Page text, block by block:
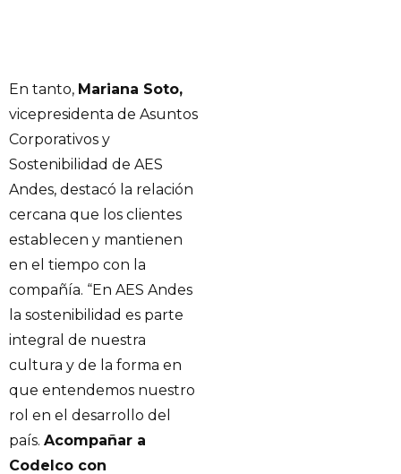
En tanto, Mariana Soto,
vicepresidenta de Asuntos
Corporativos y
Sostenibilidad de AES
Andes, destacó la relación
cercana que los clientes
establecen y mantienen
en el tiempo con la
compañía. “En AES Andes
la sostenibilidad es parte
integral de nuestra
cultura y de la forma en
que entendemos nuestro
rol en el desarrollo del
país. Acompañar a
Codelco con